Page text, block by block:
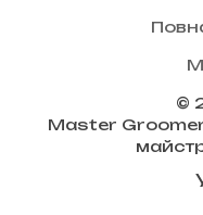
©
Master